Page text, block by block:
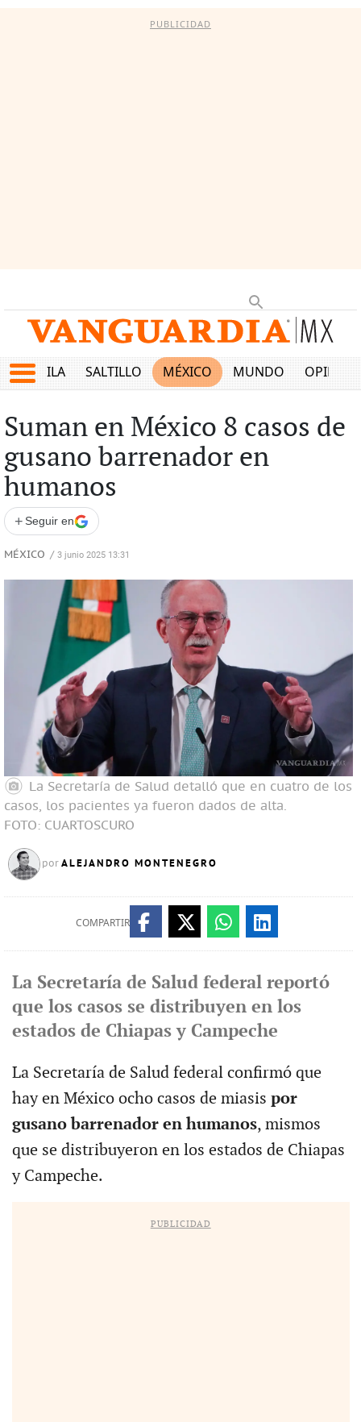
PUBLICIDAD
COAHUILA SALTILLO MÉXICO MUNDO OPINIÓN
Suman en México 8 casos de
gusano barrenador en
humanos
+ Seguir en
MÉXICO / 3 junio 2025 13:31
La Secretaría de Salud detalló que en cuatro de los
casos, los pacientes ya fueron dados de alta.
FOTO: CUARTOSCURO
por ALEJANDRO MONTENEGRO
COMPARTIR
La Secretaría de Salud federal reportó
que los casos se distribuyen en los
estados de Chiapas y Campeche
La Secretaría de Salud federal confirmó que
hay en México ocho casos de miasis por
gusano barrenador en humanos, mismos
que se distribuyeron en los estados de Chiapas
y Campeche.
PUBLICIDAD